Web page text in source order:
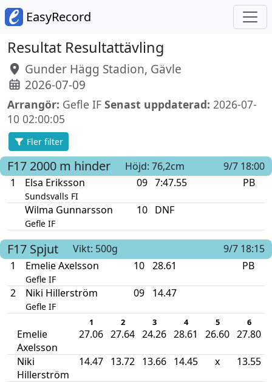
EasyRecord
Resultat Resultattävling
Gunder Hägg Stadion, Gävle
2026-07-09
Arrangör: Gefle IF Senast uppdaterad: 2026-07-
10 02:00:05
Fler filter
F17 2000 m hinder Höjd: 76,2cm
9/7 18:00
1
Elsa Eriksson
Sundsvalls FI
09 7:47.55 PB
Wilma Gunnarsson
Gefle IF
10 DNF
F17 Spjut Vikt: 500g
9/7 18:15
1
Emelie Axelsson
Gefle IF
10 28.61 PB
2 Niki Hillerström
Gefle IF
09 14.47
1 2 3 4 5 6
Emelie
Axelsson
27.06 27.64 24.26 28.61 26.60 27.80
Niki
Hillerström
14.47 13.72 13.66 14.45 x 13.55